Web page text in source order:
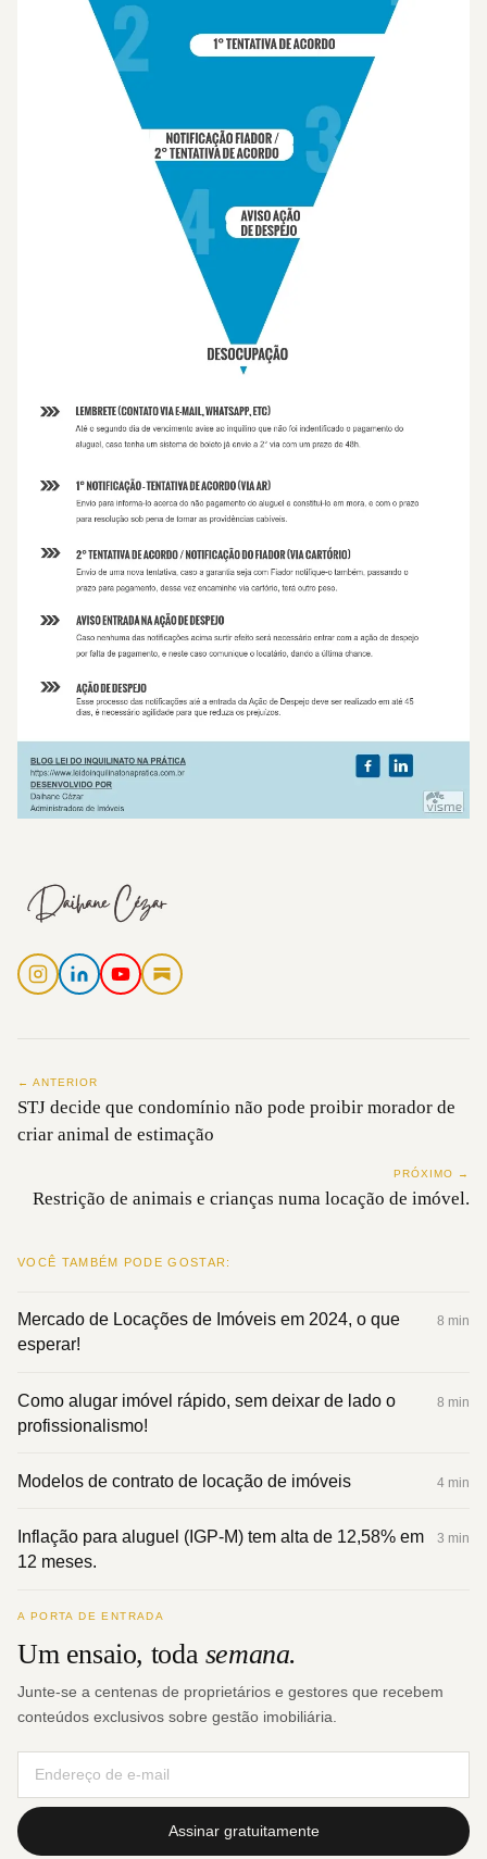
← ANTERIOR
STJ decide que condomínio não pode proibir morador de
criar animal de estimação
PRÓXIMO →
Restrição de animais e crianças numa locação de imóvel.
VOCÊ TAMBÉM PODE GOSTAR:
Mercado de Locações de Imóveis em 2024, o que
esperar!
8 min
Como alugar imóvel rápido, sem deixar de lado o
profissionalismo!
8 min
Modelos de contrato de locação de imóveis 4 min
Inflação para aluguel (IGP-M) tem alta de 12,58% em
12 meses.
3 min
A PORTA DE ENTRADA
Um ensaio, toda semana.
Junte-se a centenas de proprietários e gestores que recebem
conteúdos exclusivos sobre gestão imobiliária.
Assinar gratuitamente